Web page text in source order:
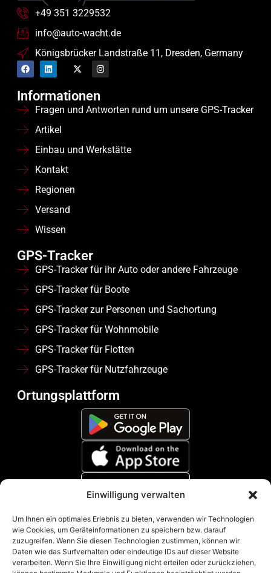
Einwilligung verwalten
Um Ihnen ein optimales Erlebnis zu bieten, verwenden wir Technologien
wie Cookies, um Geräteinformationen zu speichern bzw. darauf
zuzugreifen. Wenn Sie diesen Technologien zustimmen, können wir
Daten wie das Surfverhalten oder eindeutige IDs auf dieser Website
verarbeiten. Wenn Sie Ihre Einwilligung nicht erteilen oder zurückziehen,
+49 351 3229532
info@auto-wacht.de
Königsbrücker Landstraße 11, Dresden, Germany
Informationen
Fragen und Antworten rund um unsere GPS-Tracker
Artikel
Einbau und Werkstätte
Kontakt
Regionen
Versand
Wissen
GPS-Tracker
GPS-Tracker für ihr Auto oder andere Fahrzeuge
GPS-Tracker für Boote
GPS-Tracker zur Personen und Sachortung
GPS-Tracker für Wohnmobile
GPS-Tracker für Flotten
GPS-Tracker für Nutzfahrzeuge
Ortungsplattform
Zahlungsmethoden